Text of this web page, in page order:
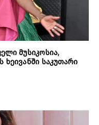
მუსიკოსია,
საკუთარი